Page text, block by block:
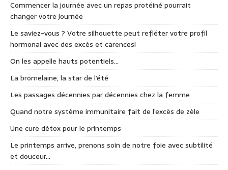
Commencer la journée avec un repas protéiné pourrait
changer votre journée
Le saviez-vous ? Votre silhouette peut refléter votre profil
hormonal avec des excès et carences!
On les appelle hauts potentiels…
La bromelaine, la star de l’été
Les passages décennies par décennies chez la femme
Quand notre système immunitaire fait de l’excès de zèle
Une cure détox pour le printemps
Le printemps arrive, prenons soin de notre foie avec subtilité
et douceur…